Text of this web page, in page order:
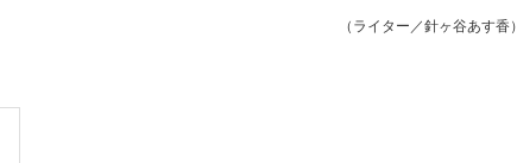
（ライター／針ヶ谷あす香）